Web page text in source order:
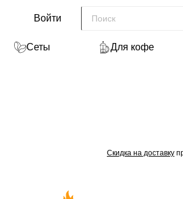
Войти
Сеты Для кофе
Скидка на доставку